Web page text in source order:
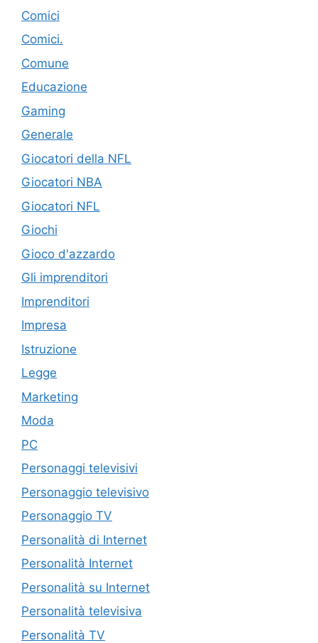
Comici
Comici.
Comune
Educazione
Gaming
Generale
Giocatori della NFL
Giocatori NBA
Giocatori NFL
Giochi
Gioco d'azzardo
Gli imprenditori
Imprenditori
Impresa
Istruzione
Legge
Marketing
Moda
PC
Personaggi televisivi
Personaggio televisivo
Personaggio TV
Personalità di Internet
Personalità Internet
Personalità su Internet
Personalità televisiva
Personalità TV